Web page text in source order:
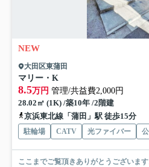
NEW
大田区東蒲田
マリー・K
8.5万円 管理/共益費2,000円
28.02㎡ (1K) /築10年 /2階建
京浜東北線「蒲田」駅 徒歩15分
駐輪場 CATV 光ファイバー
ここまでご覧頂きありがとうございます。 お部屋探しの際には、皆